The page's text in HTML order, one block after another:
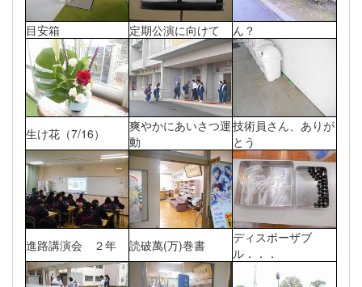
目安箱 定期公演に向けて ん？
生け花（7/16）
爽やかにあいさつ運
動
技術員さん、ありが
とう
進路講演会 ２年 読破萬(万)巻書
ディスポーザブ
ル．．．